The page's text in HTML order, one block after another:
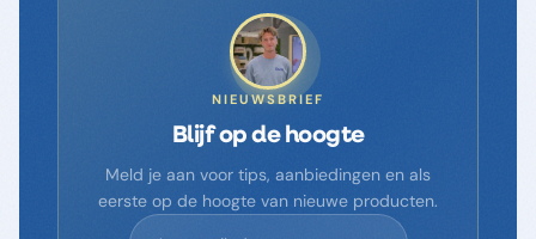
NIEUWSBRIEF
Blijf op de hoogte
Meld je aan voor tips, aanbiedingen en als
eerste op de hoogte van nieuwe producten.